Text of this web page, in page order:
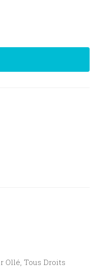
Ollé, Tous Droits